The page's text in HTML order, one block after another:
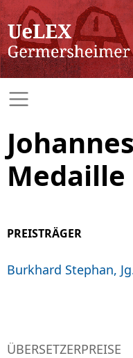
Medaille
PREISTRÄGER
Burkhard Stephan,
ÜBERSETZERPREISE